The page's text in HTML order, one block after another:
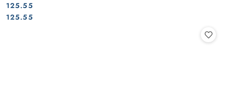
Cena:
125.55
Cena:
125.55